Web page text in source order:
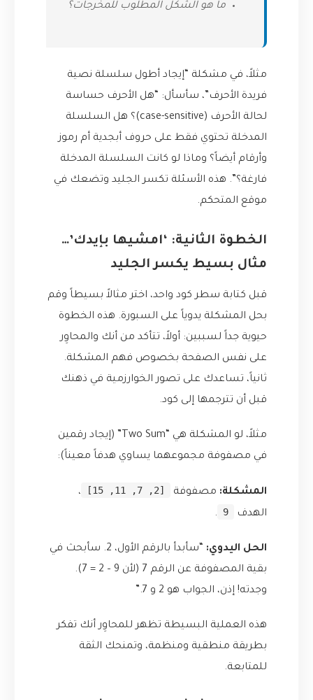
ما هو الشكل المطلوب للمخرجات؟
مثلاً، في مشكلة “إيجاد أطول سلسلة نصية
فريدة الأحرف”، سأسأل: “هل الأحرف حساسة
لحالة الأحرف (case-sensitive)؟ هل السلسلة
المدخلة تحتوي فقط على حروف أبجدية أم رموز
وأرقام أيضاً؟ وماذا لو كانت السلسلة المدخلة
فارغة؟”. هذه الأسئلة تكسر الجليد وتضعك في
موقع المتحكم.
الخطوة الثانية: ‘امشيها بإيدك’…
مثال بسيط يكسر الجليد
قبل كتابة سطر كود واحد، اختر مثالاً بسيطاً وقم
بحل المشكلة يدوياً على السبورة. هذه الخطوة
حيوية جداً لسببين: أولاً، تتأكد من أنك والمحاوِر
على نفس الصفحة بخصوص فهم المشكلة.
ثانياً، تساعدك على تصور الخوارزمية في ذهنك
قبل أن تترجمها إلى كود.
مثلاً، لو المشكلة هي “Two Sum” (إيجاد رقمين
في مصفوفة مجموعهما يساوي هدفاً معيناً):
المشكلة: مصفوفة [2, 7, 11, 15]
،
الهدف
9
.
الحل اليدوي:
“سأبدأ بالرقم الأول، 2. سأبحث في
بقية المصفوفة عن الرقم 7 (لأن 9 – 2 = 7).
وجدته! إذن، الجواب هو 2 و 7.”
هذه العملية البسيطة تظهر للمحاوِر أنك تفكر
بطريقة منطقية ومنظمة، وتمنحك الثقة
للمتابعة.